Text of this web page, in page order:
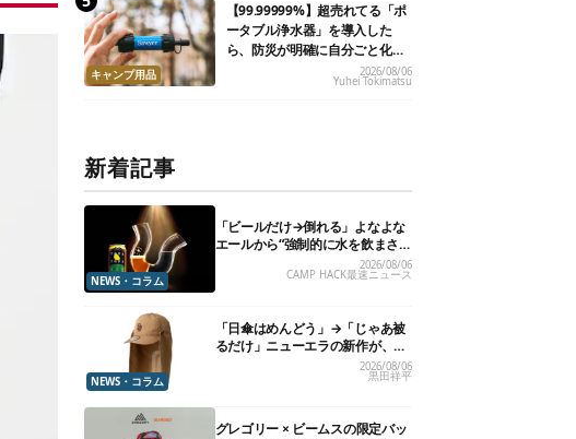
キャンプ用品
【99.99999%】超売れてる「ポ
ータブル浄水器」を導入した
ら、防災が明確に自分ごと化し
2026/08/06
Yuhei Tokimatsu
新着記事
NEWS・コラム
「ビールだけ→倒れる」よなよな
エールから“強制的に水を飲まさ
2026/08/06
CAMP HACK最速ニュース
NEWS・コラム
「日傘はめんどう」→「じゃあ被
るだけ」ニューエラの新作が、真
2026/08/06
黒田祥平
グレゴリー × ビームスの限定バッ